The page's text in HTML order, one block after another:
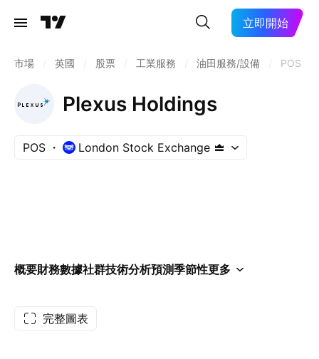
立即開始
市場 英國 股票 工業服務 油田服務/設備 POS
Plexus Holdings
POS London Stock Exchange
概要財務數據社群技術分析預測季節性更多
完整圖表